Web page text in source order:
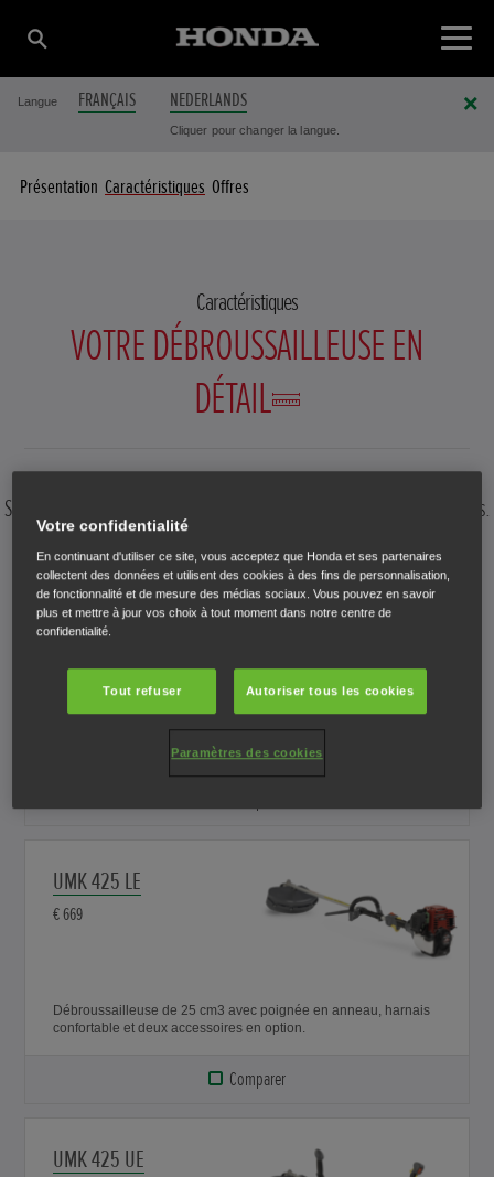
Langue FRANÇAIS NEDERLANDS
Cliquer pour changer la langue.
Présentation Caractéristiques Offres
Caractéristiques
VOTRE DÉBROUSSAILLEUSE EN
DÉTAIL
Sélectionnez une débroussailleuse pour afficher ses caractéristiques.
UMS 425
€ 479
Débroussailleuse de 25 cm3 à arbre courbé de précision et
poignée en anneau.
UMK 425 LE
€ 669
Débroussailleuse de 25 cm3 avec poignée en anneau, harnais
confortable et deux accessoires en option.
Comparer
UMK 425 UE
Votre confidentialité
En continuant d'utiliser ce site, vous acceptez que Honda et ses partenaires
collectent des données et utilisent des cookies à des fins de personnalisation,
de fonctionnalité et de mesure des médias sociaux. Vous pouvez en savoir
plus et mettre à jour vos choix à tout moment dans notre centre de
confidentialité.
Tout refuser Autoriser tous les cookies
Paramètres des cookies